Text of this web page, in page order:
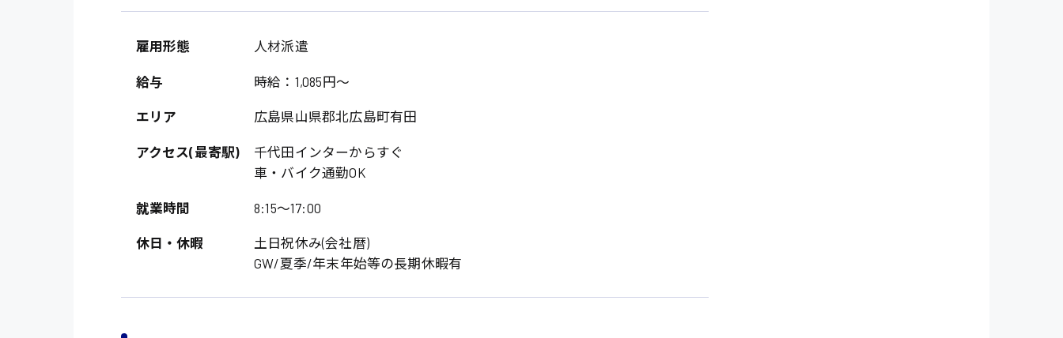
雇用形態 人材派遣
給与 時給：1,085円～
エリア 広島県山県郡北広島町有田
アクセス(最寄駅)
千代田インターからすぐ
車・バイク通勤OK
就業時間 8:15〜17:00
休日・休暇
土日祝休み(会社暦)
GW/夏季/年末年始等の長期休暇有